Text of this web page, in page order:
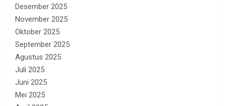
Desember 2025
November 2025
Oktober 2025
September 2025
Agustus 2025
Juli 2025
Juni 2025
Mei 2025